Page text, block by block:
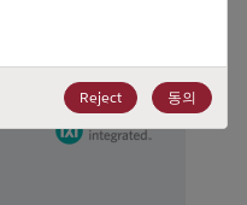
Reject 동의